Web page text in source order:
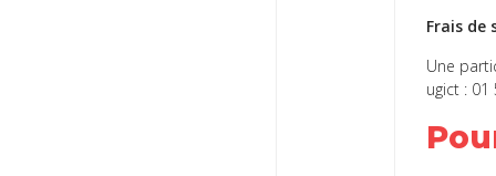
Frais de
Une
ugict :